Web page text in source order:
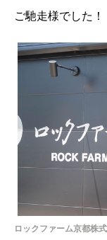
ご馳走様でした！
ロックファーム京都株